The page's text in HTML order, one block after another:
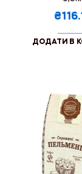
ДОДАТИ В